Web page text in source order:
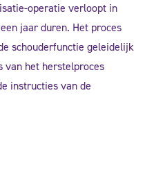
operatie verloopt in
jaar duren. Het proces
schouderfunctie geleidelijk
van het herstelproces
instructies van de